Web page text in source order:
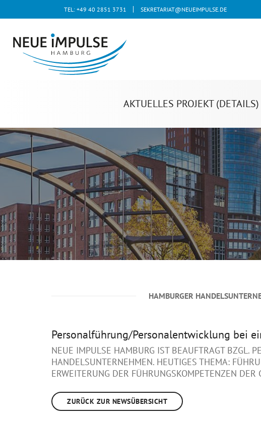
TEL: +49 40 2851 3731 SEKRETARIAT@NEUEIMPULSE.DE
AKTUELLES PROJEKT (DETAILS)
HAMBURGER
Personalführung/Personalentwicklung bei
NEUE IMPULSE HAMBURG IST BEAUFTRAGT BZGL.
HANDELSUNTERNEHMEN. HEUTIGES THEMA:
ERWEITERUNG DER FÜHRUNGSKOMPETENZEN DER
ZURÜCK ZUR NEWSÜBERSICHT